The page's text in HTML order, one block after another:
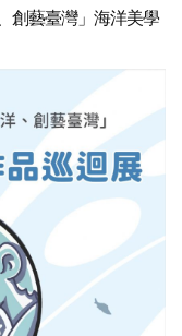
創藝臺灣」海洋美學